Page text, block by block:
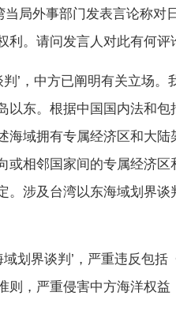
当局外事部门发表言论称对
利。请问发言人对此有何评
，中方已阐明有关立场。
以东。根据中国国内法和包
海域拥有专属经济区和大陆
或相邻国家间的专属经济区
。涉及台湾以东海域划界谈
划界谈判’，严重违反包括
则，严重侵害中方海洋权益